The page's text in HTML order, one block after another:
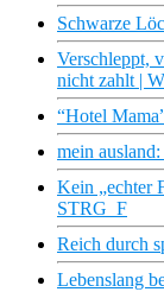
Schwarze
Verschleppt,
nicht zahlt |
“Hotel
mein
Kein „echter
STRG_F
Reich durch
Lebenslang